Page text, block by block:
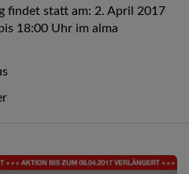
findet statt am: 2. April 2017
18:00 Uhr im alma